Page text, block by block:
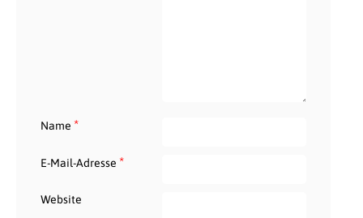
Name *
E-Mail-Adresse *
Website